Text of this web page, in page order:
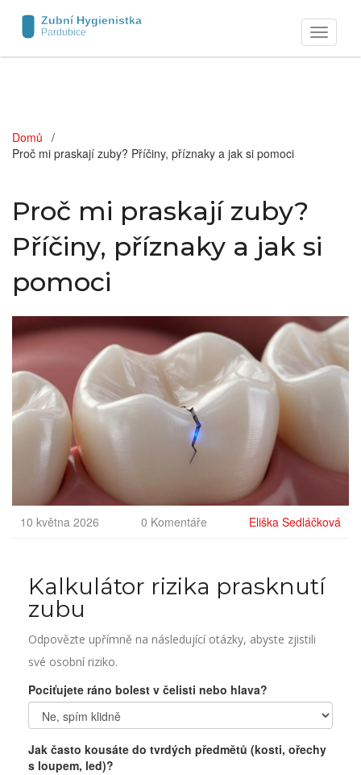
Zobrazit
navigaci
Domů
Proč mi praskají zuby? Příčiny, příznaky a jak si pomoci
Proč mi praskají zuby?
Příčiny, příznaky a jak si
pomoci
10 května 2026 0 Komentáře Eliška Sedláčková
Kalkulátor rizika prasknutí
zubu
Odpovězte upřímně na následující otázky, abyste zjistili
své osobní riziko.
Pociťujete ráno bolest v čelisti nebo hlava?
Jak často kousáte do tvrdých předmětů (kosti, ořechy
s loupem, led)?